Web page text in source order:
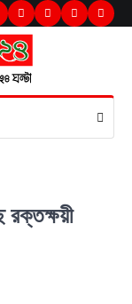
FacebookLinkedInInstagram
রক্তক্ষয়ী